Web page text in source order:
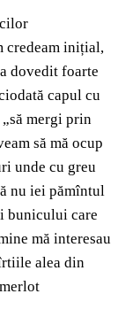
credeam inițial,
dovedit foarte
capul cu
mergi prin
să mă ocup
unde cu greu
nu iei pămîntul
bunicului care
mă interesau
alea din